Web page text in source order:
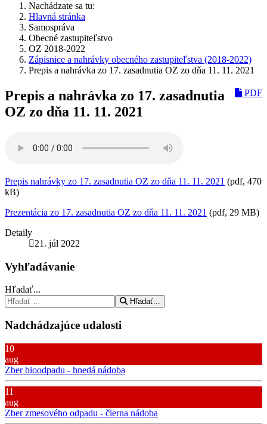
Nachádzate sa tu:
Hlavná stránka
Samospráva
Obecné zastupiteľstvo
OZ 2018-2022
Zápisnice a nahrávky obecného zastupiteľstva (2018-2022)
Prepis a nahrávka zo 17. zasadnutia OZ zo dňa 11. 11. 2021
PDF
Prepis a nahrávka zo 17. zasadnutia
OZ zo dňa 11. 11. 2021
Prepis nahrávky zo 17. zasadnutia OZ zo dňa 11. 11. 2021 (pdf, 470
kB)
Prezentácia zo 17. zasadnutia OZ zo dňa 11. 11. 2021 (pdf, 29 MB)
Detaily
21. júl 2022
Vyhľadávanie
Hľadať...
Hľadať...
Nadchádzajúce udalosti
10
aug
Zber bioodpadu - hnedá nádoba
11
aug
Zber zmesového odpadu - čierna nádoba